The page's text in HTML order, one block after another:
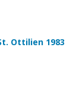
Ottilien 1983